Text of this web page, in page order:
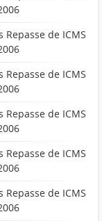
de ICMS
de ICMS
de ICMS
de ICMS
de ICMS